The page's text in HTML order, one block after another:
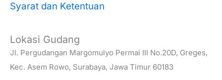
Syarat dan Ketentuan
Lokasi Gudang
Jl. Pergudangan Margomulyo Permai III No.20D, Greges,
Kec. Asem Rowo, Surabaya, Jawa Timur 60183